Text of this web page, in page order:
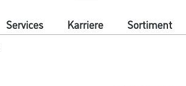
Services Karriere Sortiment